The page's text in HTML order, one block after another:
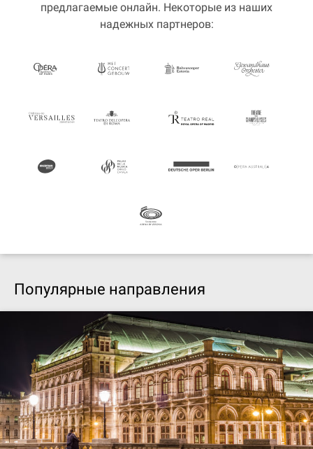
предлагаемые онлайн. Некоторые из наших
надежных партнеров:
Популярные направления